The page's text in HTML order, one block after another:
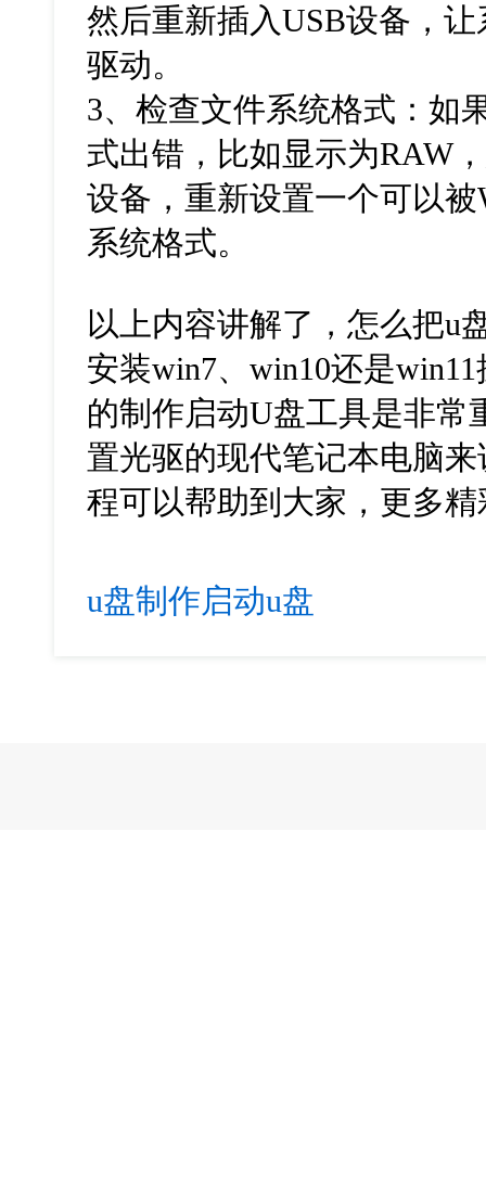
然后重新插入USB设备，
驱动。
3、检查文件系统格式：如
式出错，比如显示为RAW
设备，重新设置一个可以
系统格式。
以上内容讲解了，怎么把u
安装win7、win10还是
的制作启动U盘工具是非常
置光驱的现代笔记本电脑
程可以帮助到大家，更多
u盘制作启动u盘